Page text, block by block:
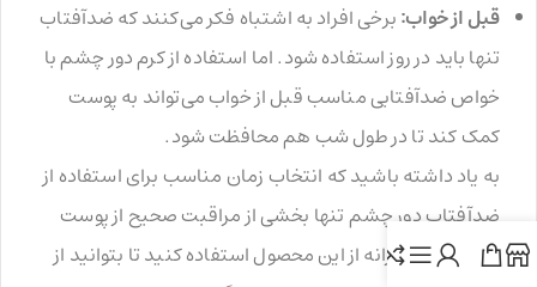
قبل از خواب:برخی افراد به اشتباه فکر می‌کنند که ضدآفتاب
تنها باید در روز استفاده شود. اما استفاده از کرم دور چشم با
خواص ضدآفتابی مناسب قبل از خواب می‌تواند به پوست
کمک کند تا در طول شب هم محافظت شود.
به یاد داشته باشید که انتخاب زمان مناسب برای استفاده از
ضدآفتاب دور چشم تنها بخشی از مراقبت صحیح از پوست
است. حتماً روزانه از این محصول استفاده کنید تا بتوانید از